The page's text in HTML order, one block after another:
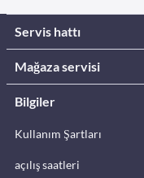
Servis hattı
Mağaza servisi
Bilgiler
Kullanım Şartları
açılış saatleri